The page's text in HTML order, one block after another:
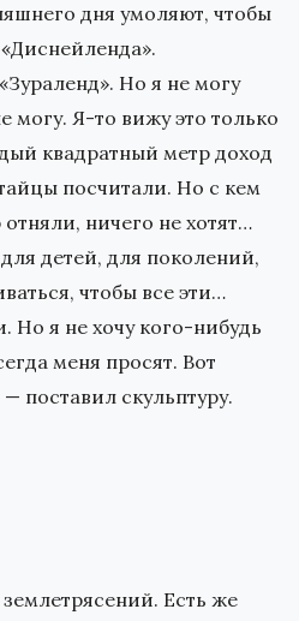
дня умоляют, чтобы
Но я не могу
могу. Я-то вижу это только
квадратный метр доход
посчитали. Но с кем
ничего не хотят…
детей, для поколений,
чтобы все эти…
Но я не хочу кого-нибудь
меня просят. Вот
поставил скульптуру.
Есть же